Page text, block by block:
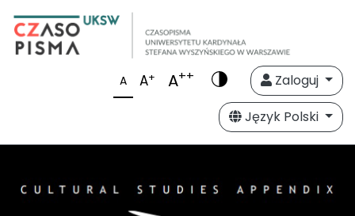
A A+ A++
Zaloguj
Język Polski